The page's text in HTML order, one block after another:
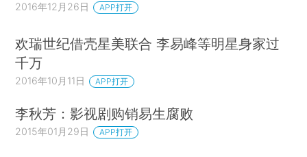
2016年12月26日 APP打开
欢瑞世纪借壳星美联合 李易峰等明星身家过
千万
2016年10月11日 APP打开
李秋芳：影视剧购销易生腐败
2015年01月29日 APP打开